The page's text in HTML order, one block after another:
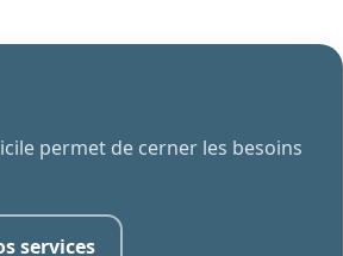
permet de cerner les besoins
services